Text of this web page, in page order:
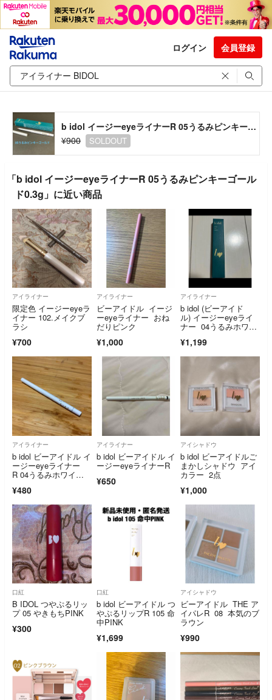
ログイン 会員登録
b idol イージーeyeライナーR 05うるみピンキーゴールド0.3g
¥900
SOLDOUT
「b idol イージーeyeライナーR 05うるみピンキーゴール
ド0.3g」に近い商品
アイライナー
限定色 イージーeyeラ
イナー 102.メイクブ
ラシ
¥700
アイライナー
ビーアイドル イージ
ーeyeライナー おね
だりピンク
¥1,000
アイライナー
b idol (ビーアイド
ル) イージーeyeライ
ナー 04うるみホワイ
¥1,199
アイライナー
b idol ビーアイドル イ
ージーeyeライナー
R 04うるみホワイ
¥480
アイライナー
b idol ビーアイドル イ
ージーeyeライナーR
¥650
アイシャドウ
b idol ビーアイドルご
まかしシャドウ アイ
カラー 2点
¥1,000
口紅
B IDOL つやぷるリッ
プ 05 やきもちPINK
¥300
口紅
b idol ビーアイドル つ
やぷるリップR 105 命
中PINK
¥1,699
アイシャドウ
ビーアイドル THE ア
イパレR 08 本気のブ
ラウン
¥990